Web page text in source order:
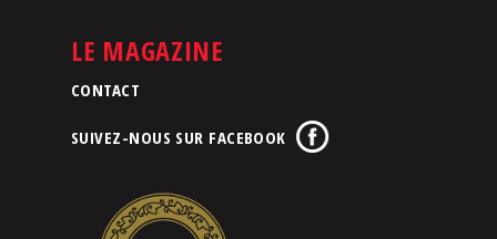
LE MAGAZINE
CONTACT
SUIVEZ-NOUS SUR FACEBOOK